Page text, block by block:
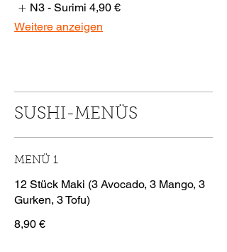
N3 - Surimi 4,90 €
Weitere anzeigen
SUSHI-MENÜS
MENÜ 1
12 Stück Maki (3 Avocado, 3 Mango, 3
Gurken, 3 Tofu)
8,90 €